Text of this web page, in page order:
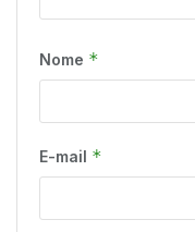
Nome *
E-mail *